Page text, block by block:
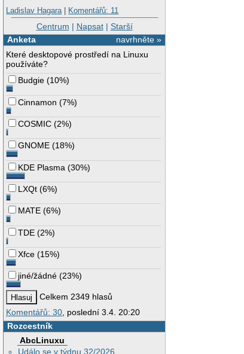
Ladislav Hagara| Komentářů: 11
Centrum | Napsat| Starší
navrhněte »
Anketa
Které desktopové prostředí na Linuxu
používáte?
Budgie (10%)
Cinnamon (7%)
COSMIC (2%)
GNOME (18%)
KDE Plasma (30%)
LXQt (6%)
MATE (6%)
TDE (2%)
Xfce (15%)
jiné/žádné (23%)
Celkem 2349 hlasů
Komentářů: 30 , poslední 3.4. 20:20
Rozcestník
AbcLinuxu
Událo se v týdnu 32/2026